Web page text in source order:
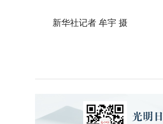
新华社记者 牟宇 摄